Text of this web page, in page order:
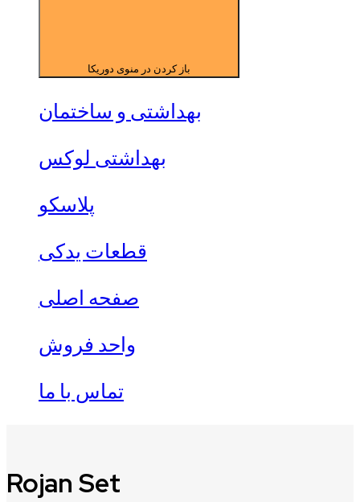
باز کردن در منوی دوریکا
بهداشتی و ساختمان
بهداشتی لوکس
پلاسکو
قطعات یدکی
صفحه اصلی
واحد فروش
تماس با ما
Rojan Set